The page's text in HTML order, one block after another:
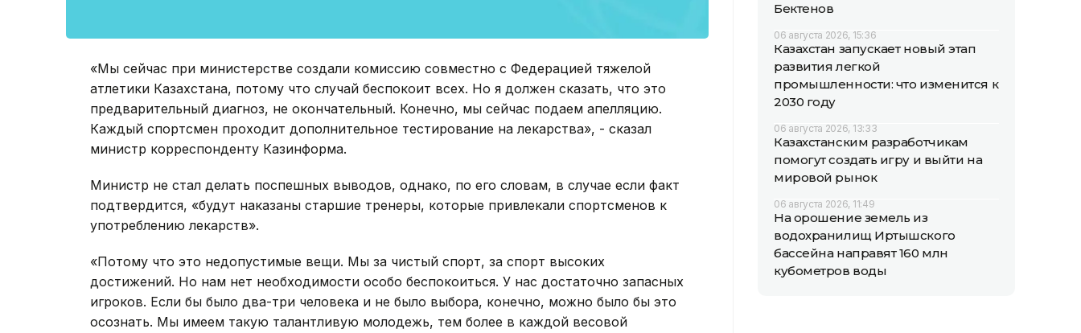
«Мы сейчас при министерстве создали комиссию совместно с Федерацией тяжелой
атлетики Казахстана, потому что случай беспокоит всех. Но я должен сказать, что это
предварительный диагноз, не окончательный. Конечно, мы сейчас подаем апелляцию.
Каждый спортсмен проходит дополнительное тестирование на лекарства», - сказал
министр корреспонденту Казинформа.
Министр не стал делать поспешных выводов, однако, по его словам, в случае если факт
подтвердится, «будут наказаны старшие тренеры, которые привлекали спортсменов к
употреблению лекарств».
«Потому что это недопустимые вещи. Мы за чистый спорт, за спорт высоких
достижений. Но нам нет необходимости особо беспокоиться. У нас достаточно запасных
игроков. Если бы было два-три человека и не было выбора, конечно, можно было бы это
осознать. Мы имеем такую талантливую молодежь, тем более в каждой весовой
Бектенов
06 августа 2026, 15:36
Казахстан запускает новый этап
развития легкой
промышленности: что изменится к
2030 году
06 августа 2026, 13:33
Казахстанским разработчикам
помогут создать игру и выйти на
мировой рынок
06 августа 2026, 11:49
На орошение земель из
водохранилищ Иртышского
бассейна направят 160 млн
кубометров воды